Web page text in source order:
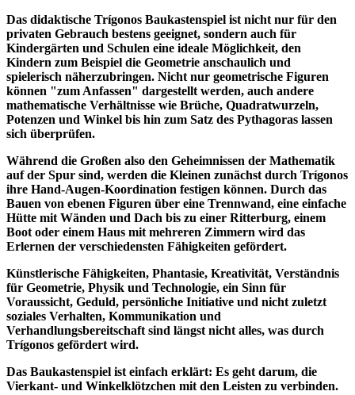
Das didaktische Trígonos Baukastenspiel ist nicht nur für den
privaten Gebrauch bestens geeignet, sondern auch für
Kindergärten und Schulen eine ideale Möglichkeit, den
Kindern zum Beispiel die Geometrie anschaulich und
spielerisch näherzubringen. Nicht nur geometrische Figuren
können "zum Anfassen" dargestellt werden, auch andere
mathematische Verhältnisse wie Brüche, Quadratwurzeln,
Potenzen und Winkel bis hin zum Satz des Pythagoras lassen
sich überprüfen.
Während die Großen also den Geheimnissen der Mathematik
auf der Spur sind, werden die Kleinen zunächst durch Trígonos
ihre Hand-Augen-Koordination festigen können. Durch das
Bauen von ebenen Figuren über eine Trennwand, eine einfache
Hütte mit Wänden und Dach bis zu einer Ritterburg, einem
Boot oder einem Haus mit mehreren Zimmern wird das
Erlernen der verschiedensten Fähigkeiten gefördert.
Künstlerische Fähigkeiten, Phantasie, Kreativität, Verständnis
für Geometrie, Physik und Technologie, ein Sinn für
Voraussicht, Geduld, persönliche Initiative und nicht zuletzt
soziales Verhalten, Kommunikation und
Verhandlungsbereitschaft sind längst nicht alles, was durch
Trígonos gefördert wird.
Das Baukastenspiel ist einfach erklärt: Es geht darum, die
Vierkant- und Winkelklötzchen mit den Leisten zu verbinden.